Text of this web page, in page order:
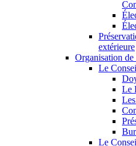
extérieure
Organisation de
Le
Le
Le